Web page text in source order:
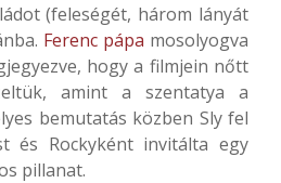
(feleségét, három lányát
Ferenc pápa mosolyogva
hogy a filmjein nőtt
amint a szentatya a
bemutatás közben Sly fel
és Rockyként invitálta egy
pillanat.